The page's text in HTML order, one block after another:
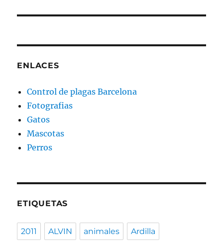
ENLACES
Control de plagas Barcelona
Fotografias
Gatos
Mascotas
Perros
ETIQUETAS
2011 ALVIN animales Ardilla